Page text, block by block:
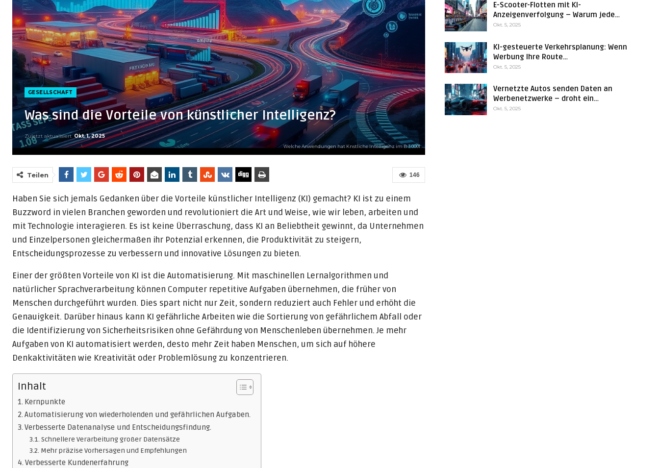
GESELLSCHAFT
Was sind die Vorteile von künstlicher Intelligenz?
Zuletzt aktualisiertOkt. 1, 2025
Welche Anwendungen hat Knstliche Intelligenz im B 3 0001
146
Teilen
Haben Sie sich jemals Gedanken über die Vorteile künstlicher Intelligenz (KI) gemacht? KI ist zu einem
Buzzword in vielen Branchen geworden und revolutioniert die Art und Weise, wie wir leben, arbeiten und
mit Technologie interagieren. Es ist keine Überraschung, dass KI an Beliebtheit gewinnt, da Unternehmen
und Einzelpersonen gleichermaßen ihr Potenzial erkennen, die Produktivität zu steigern,
Entscheidungsprozesse zu verbessern und innovative Lösungen zu bieten.
Einer der größten Vorteile von KI ist die Automatisierung. Mit maschinellen Lernalgorithmen und
natürlicher Sprachverarbeitung können Computer repetitive Aufgaben übernehmen, die früher von
Menschen durchgeführt wurden. Dies spart nicht nur Zeit, sondern reduziert auch Fehler und erhöht die
Genauigkeit. Darüber hinaus kann KI gefährliche Arbeiten wie die Sortierung von gefährlichem Abfall oder
die Identifizierung von Sicherheitsrisiken ohne Gefährdung von Menschenleben übernehmen. Je mehr
Aufgaben von KI automatisiert werden, desto mehr Zeit haben Menschen, um sich auf höhere
Denkaktivitäten wie Kreativität oder Problemlösung zu konzentrieren.
Inhalt
Kernpunkte
Automatisierung von wiederholenden und gefährlichen Aufgaben.
Verbesserte Datenanalyse und Entscheidungsfindung.
Schnellere Verarbeitung großer Datensätze
Mehr präzise Vorhersagen und Empfehlungen
Verbesserte Kundenerfahrung
E-Scooter-Flotten mit KI-
Anzeigenverfolgung – Warum jede…
Okt. 5, 2025
KI-gesteuerte Verkehrsplanung: Wenn
Werbung Ihre Route…
Okt. 5, 2025
Vernetzte Autos senden Daten an
Werbenetzwerke – droht ein…
Okt. 5, 2025